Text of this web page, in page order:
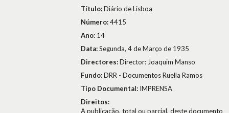
Título:Diário de Lisboa
Número:4415
Ano: 14
Data:Segunda, 4 de Março de 1935
Directores:Director: Joaquim Manso
Fundo:DRR - Documentos Ruella Ramos
Tipo Documental: IMPRENSA
Direitos:
A publicação, total ou parcial, deste documento